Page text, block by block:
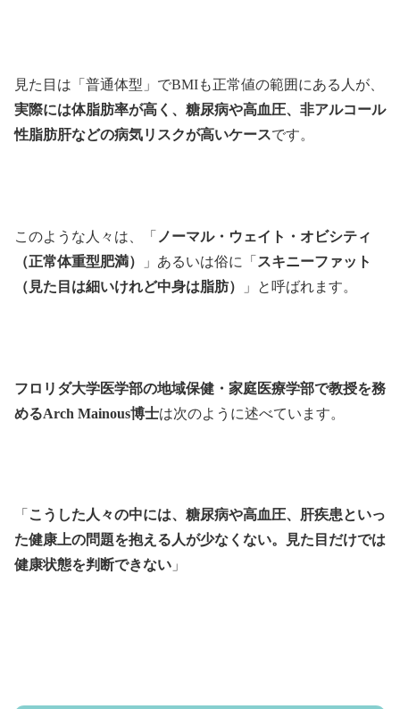
見た目は「普通体型」でBMIも正常値の範囲にある人が、
実際には体脂肪率が高く、糖尿病や高血圧、非アルコール
性脂肪肝などの病気リスクが高いケースです。
このような人々は、「 ノーマル・ウェイト・オビシティ
（正常体重型肥満）
」あるいは俗に「 スキニーファット
（見た目は細いけれど中身は脂肪）
」と呼ばれます。
フロリダ大学医学部の地域保健・家庭医療学部で教授を務
めるArch Mainous博士は次のように述べています。
「 こうした人々の中には、糖尿病や高血圧、肝疾患といっ
た健康上の問題を抱える人が少なくない。見た目だけでは
健康状態を判断できない 」